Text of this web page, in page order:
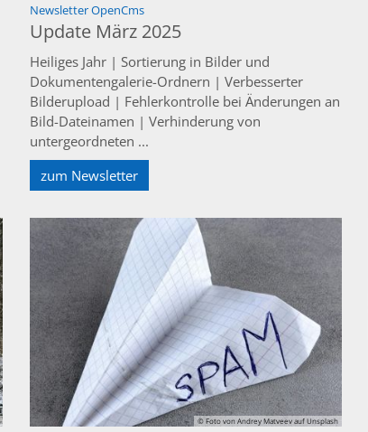
Newsletter OpenCms:
Update März 2025
Heiliges Jahr | Sortierung in Bilder und
Dokumentengalerie-Ordnern | Verbesserter
Bilderupload | Fehlerkontrolle bei Änderungen an
Bild-Dateinamen | Verhinderung von
untergeordneten ...
zum Newsletter
© Foto von Andrey Matveev auf Unsplash